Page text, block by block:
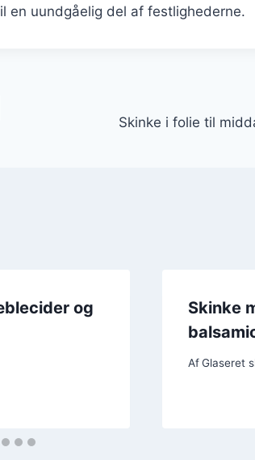
en uundgåelig del af festlighederne.
Skinke i folie til
og
Skinke
Af Glaseret